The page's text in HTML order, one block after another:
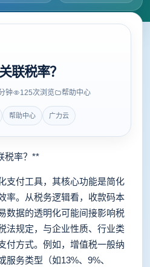
联税率？
钟 125次浏览 帮助中心
帮助中心 广力云
率？**
付工具，其核心功能是简化
率。从税务逻辑看，收款码本
数据的透明化可能间接影响税
法规定，与企业性质、行业类
付方式。例如，增值税一般纳
务类型（如13%、9%、